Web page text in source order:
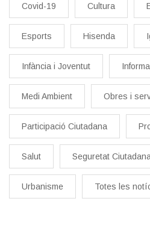
Covid-19 Cultura
Esports Hisenda
Infància i Joventut
Medi Ambient Obres i
Participació Ciutadana
Salut Seguretat
Urbanisme Totes les